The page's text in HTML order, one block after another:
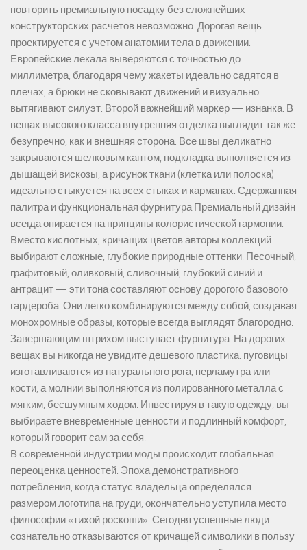
повторить премиальную посадку без сложнейших
конструкторских расчетов невозможно. Дорогая вещь
проектируется с учетом анатомии тела в движении.
Европейские лекала выверяются с точностью до
миллиметра, благодаря чему жакеты идеально садятся в
плечах, а брюки не сковывают движений и визуально
вытягивают силуэт. Второй важнейший маркер — изнанка. В
вещах высокого класса внутренняя отделка выглядит так же
безупречно, как и внешняя сторона. Все швы деликатно
закрываются шелковым кантом, подкладка выполняется из
дышащей вискозы, а рисунок ткани (клетка или полоска)
идеально стыкуется на всех стыках и карманах. Сдержанная
палитра и функциональная фурнитура Премиальный дизайн
всегда опирается на принципы колористической гармонии.
Вместо кислотных, кричащих цветов авторы коллекций
выбирают сложные, глубокие природные оттенки. Песочный,
графитовый, оливковый, сливочный, глубокий синий и
антрацит — эти тона составляют основу дорогого базового
гардероба. Они легко комбинируются между собой, создавая
монохромные образы, которые всегда выглядят благородно.
Завершающим штрихом выступает фурнитура. На дорогих
вещах вы никогда не увидите дешевого пластика: пуговицы
изготавливаются из натурального рога, перламутра или
кости, а молнии выполняются из полированного металла с
мягким, бесшумным ходом. Инвестируя в такую одежду, вы
выбираете вневременные ценности и подлинный комфорт,
который говорит сам за себя.
В современной индустрии моды происходит глобальная
переоценка ценностей. Эпоха демонстративного
потребления, когда статус владельца определялся
размером логотипа на груди, окончательно уступила место
философии «тихой роскоши». Сегодня успешные люди
сознательно отказываются от кричащей символики в пользу